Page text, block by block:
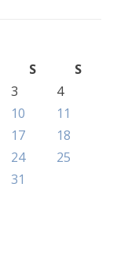
S
S
3
4
10
11
17
18
24
25
31